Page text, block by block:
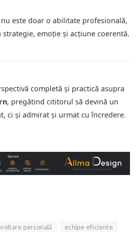
este doar o abilitate profesională,
emoție și acțiune coerentă.
completă și practică asupra
, pregătind cititorul să devină un
ci și admirat și urmat cu încredere.
personală echipe eficiente